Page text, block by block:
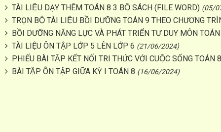
TÀI LIỆU DẠY THÊM TOÁN 8 3 BỘ SÁCH (FILE WORD) (05/
TRỌN BỘ TÀI LIỆU BỒI DƯỠNG TOÁN 9 THEO CHƯƠNG
BỒI DƯỠNG NĂNG LỰC VÀ PHÁT TRIỂN TƯ DUY MÔN
TÀI LIỆU ÔN TẬP LỚP 5 LÊN LỚP 6 (21/06/2024)
PHIẾU BÀI TẬP KẾT NỐI TRI THỨC VỚI CUỘC SỐNG TOÁN 8
BÀI TẬP ÔN TẬP GIỮA KỲ I TOÁN 8 (16/06/2024)